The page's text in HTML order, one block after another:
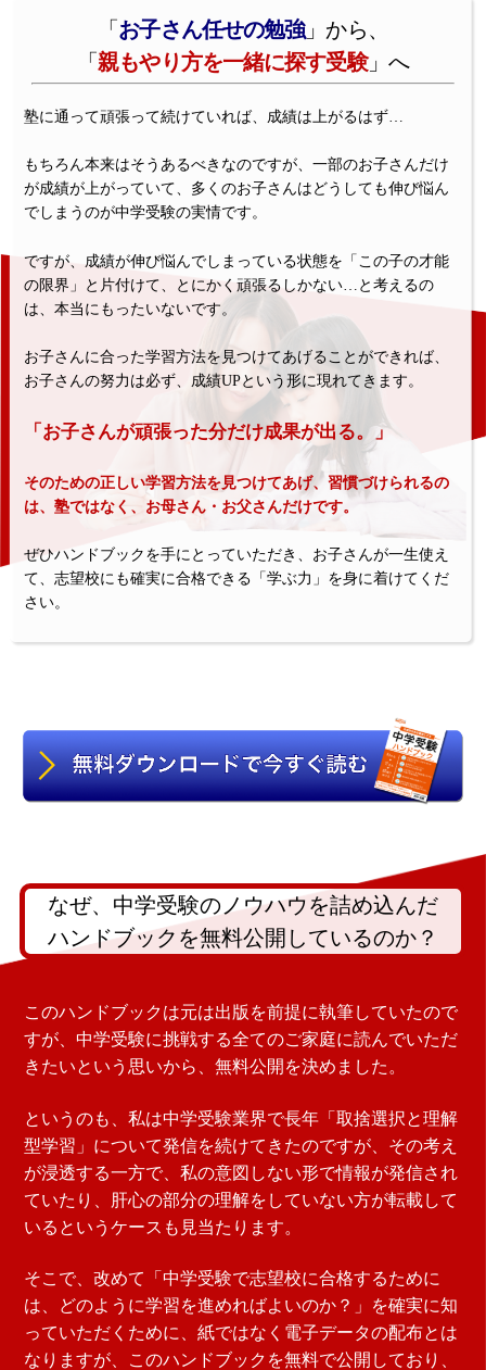
「お子さん任せの勉強」から、
「親もやり方を一緒に探す受験」へ
塾に通って頑張って続けていれば、成績は上がるはず…
もちろん本来はそうあるべきなのですが、一部のお子さんだけ
が成績が上がっていて、多くのお子さんはどうしても伸び悩ん
でしまうのが中学受験の実情です。
ですが、成績が伸び悩んでしまっている状態を「この子の才能
の限界」と片付けて、とにかく頑張るしかない…と考えるの
は、本当にもったいないです。
お子さんに合った学習方法を見つけてあげることができれば、
お子さんの努力は必ず、成績UPという形に現れてきます。
「お子さんが頑張った分だけ成果が出る。」
そのための正しい学習方法を見つけてあげ、習慣づけられるの
は、塾ではなく、お母さん・お父さんだけです。
ぜひハンドブックを手にとっていただき、お子さんが一生使え
て、志望校にも確実に合格できる「学ぶ力」を身に着けてくだ
さい。
なぜ、中学受験のノウハウを詰め込んだ
ハンドブックを無料公開しているのか？
このハンドブックは元は出版を前提に執筆していたので
すが、中学受験に挑戦する全てのご家庭に読んでいただ
きたいという思いから、無料公開を決めました。
というのも、私は中学受験業界で長年「取捨選択と理解
型学習」について発信を続けてきたのですが、その考え
が浸透する一方で、私の意図しない形で情報が発信され
ていたり、肝心の部分の理解をしていない方が転載して
いるというケースも見当たります。
そこで、改めて「中学受験で志望校に合格するために
は、どのように学習を進めればよいのか？」を確実に知
っていただくために、紙ではなく電子データの配布とは
なりますが、このハンドブックを無料で公開しており、